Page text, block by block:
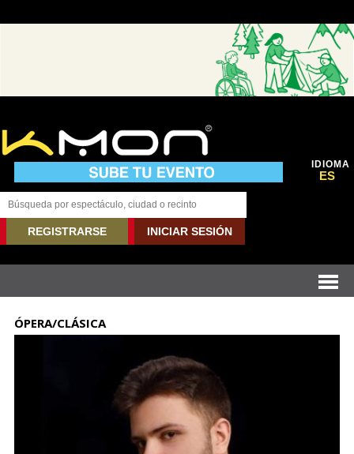
IDIOMA
ES
REGISTRARSE INICIAR SESIÓN
ÓPERA/CLÁSICA